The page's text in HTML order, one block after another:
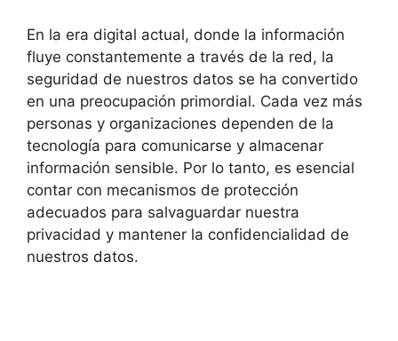
En la era digital actual, donde la información
fluye constantemente a través de la red, la
seguridad de nuestros datos se ha convertido
en una preocupación primordial. Cada vez más
personas y organizaciones dependen de la
tecnología para comunicarse y almacenar
información sensible. Por lo tanto, es esencial
contar con mecanismos de protección
adecuados para salvaguardar nuestra
privacidad y mantener la confidencialidad de
nuestros datos.